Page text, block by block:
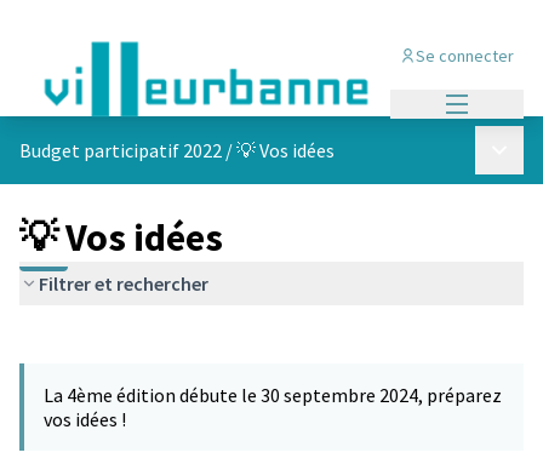
Se connecter
Budget participatif 2022 /💡 Vos idées
💡 Vos idées
Filtrer et rechercher
−
La 4ème édition débute le 30 septembre 2024, préparez
vos idées !